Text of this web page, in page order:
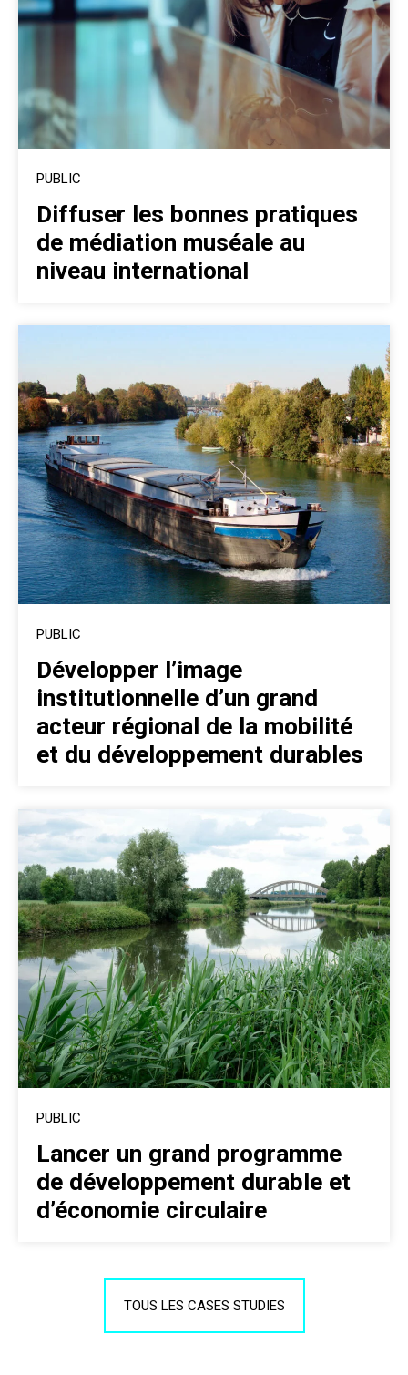
PUBLIC
Diffuser les bonnes pratiques
de médiation muséale au
niveau international
PUBLIC
Développer l’image
institutionnelle d’un grand
acteur régional de la mobilité
et du développement durables
PUBLIC
Lancer un grand programme
de développement durable et
d’économie circulaire
TOUS LES CASES STUDIES